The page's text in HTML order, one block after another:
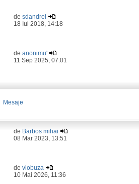
desdandrei
18 Iul 2018, 14:18
deanonimu'
11 Sep 2025, 07:01
Mesaje
de Barbos mihai
08 Mar 2023, 13:51
deviobuza
10 Mai 2026, 11:36